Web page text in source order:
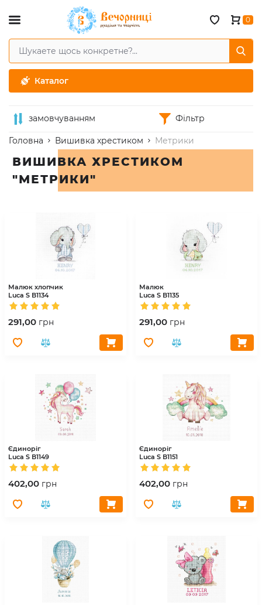
Каталог
0
замовчуванням Фільтр
Головна Вишивка хрестиком Метрики
ВИШИВКА ХРЕСТИКОМ
"МЕТРИКИ"
Малюк хлопчик
Luca S В1134
291,00 грн
Малюк
Luca S В1135
291,00 грн
Єдиноріг
Luca S В1149
402,00 грн
Єдиноріг
Luca S В1151
402,00 грн